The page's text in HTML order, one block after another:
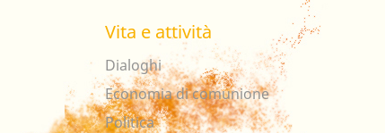
Vita e attività
Dialoghi
Economia di comunione
Politica